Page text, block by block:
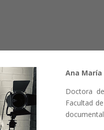
Ana María
Doctora
Facultad